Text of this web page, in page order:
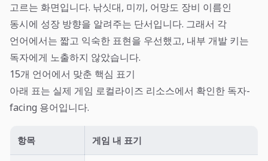
고르는 화면입니다. 낚싯대, 미끼, 어망도 장비 이름인
동시에 성장 방향을 알려주는 단서입니다. 그래서 각
언어에서는 짧고 익숙한 표현을 우선했고, 내부 개발 키는
독자에게 노출하지 않았습니다.
15개 언어에서 맞춘 핵심 표기
아래 표는 실제 게임 로컬라이즈 리소스에서 확인한 독자-
facing 용어입니다.
항목 게임 내 표기